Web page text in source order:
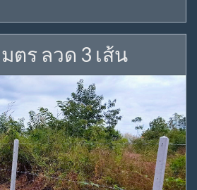
มตร ลวด 3 เส้น